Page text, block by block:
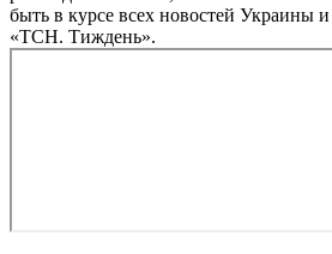
быть в курсе всех новостей Украины
«ТСН. Тиждень».